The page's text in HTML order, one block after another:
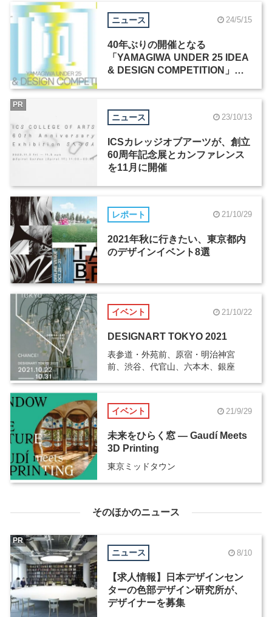
ニュース 24/5/15
40年ぶりの開催となる
「YAMAGIWA UNDER 25 IDEA
& DESIGN COMPETITION」、5
ニュース 23/10/13
ICSカレッジオブアーツが、創立
60周年記念展とカンファレンス
を11月に開催
PR
レポート 21/10/29
2021年秋に行きたい、東京都内
のデザインイベント8選
イベント 21/10/22
DESIGNART TOKYO 2021
表参道・外苑前、原宿・明治神宮
前、渋谷、代官山、六本木、銀座
イベント 21/9/29
未来をひらく窓 ― Gaudí Meets
3D Printing
東京ミッドタウン
そのほかのニュース
ニュース 8/10
【求人情報】日本デザインセン
ターの色部デザイン研究所が、
デザイナーを募集
PR